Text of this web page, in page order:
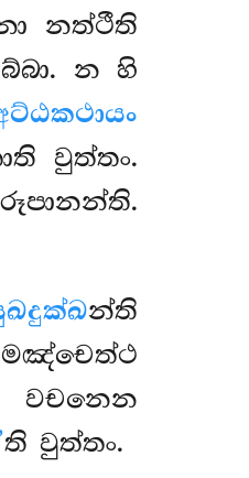
නත්ථීති
න හි
වුත්තං.
න්ති
වචනෙන
ති වුත්තං.